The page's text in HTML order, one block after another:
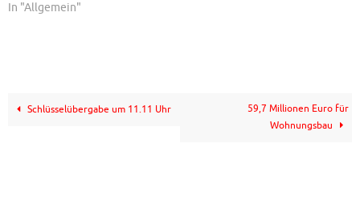
In "Allgemein"
Schlüsselübergabe um 11.11 Uhr
59,7 Millionen Euro für
Wohnungsbau